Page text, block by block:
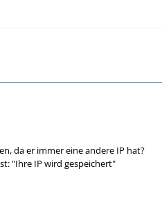
da er immer eine andere IP hat?
"Ihre IP wird gespeichert"